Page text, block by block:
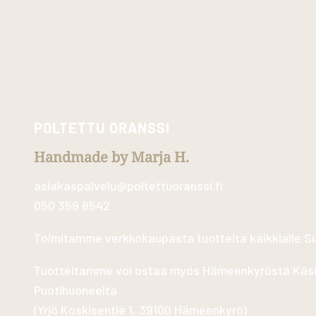
POLTETTU ORANSSI
Handmade by Marja H.
asiakaspalvelu@poltettuoranssi.fi
050 359 8542
Toimitamme verkkokaupasta tuotteita kaikkialle
Tuotteitamme voi ostaa myös Hämeenkyröstä
Puotihuoneelta
(Yrjö Koskisentie 1, 39100 Hämeenkyrö)